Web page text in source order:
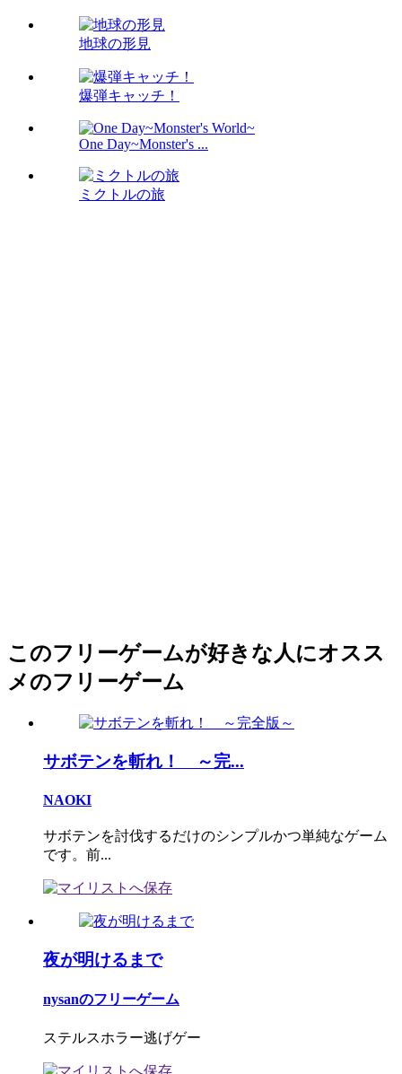
地球の形見
爆弾キャッチ！
One Day~Monster's ...
ミクトルの旅
このフリーゲームが好きな人にオスス
メのフリーゲーム
サボテンを斬れ！ ～完...
NAOKI
サボテンを討伐するだけのシンプルかつ単純なゲーム
です。前...
夜が明けるまで
nysanのフリーゲーム
ステルスホラー逃げゲー